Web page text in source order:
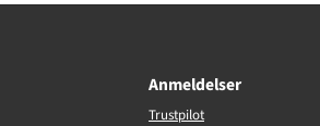
Anmeldelser
Trustpilot